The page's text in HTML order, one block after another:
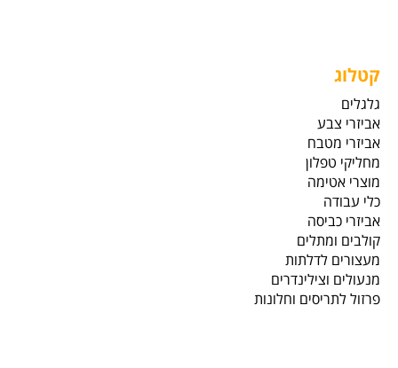
קטלוג
גלגלים
אביזרי צבע
אביזרי מטבח
מחליקי טפלון
מוצרי אטימה
כלי עבודה
אביזרי כביסה
קולבים ומתלים
מעצורים לדלתות
מנעולים וצילינדרים
פרזול לתריסים וחלונות